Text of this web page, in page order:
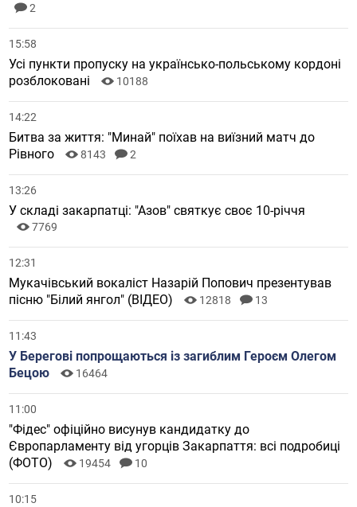
2
15:58
Усі пункти пропуску на українсько-польському кордоні
розблоковані
10188
14:22
Битва за життя: "Минай" поїхав на виїзний матч до
Рівного
8143 2
13:26
У складі закарпатці: "Азов" святкує своє 10-річчя
7769
12:31
Мукачівський вокаліст Назарій Попович презентував
пісню "Білий янгол" (ВІДЕО)
12818 13
11:43
У Берегові попрощаються із загиблим Героєм Олегом
Бецою
16464
11:00
"Фідес" офіційно висунув кандидатку до
Європарламенту від угорців Закарпаття: всі подробиці
(ФОТО)
19454 10
10:15